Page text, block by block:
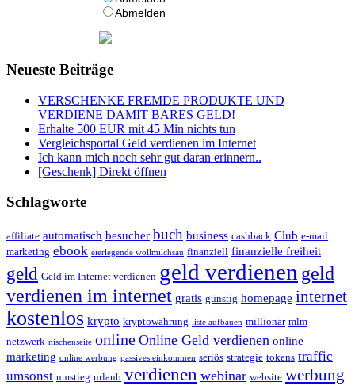
Abmelden
Neueste Beiträge
VERSCHENKE FREMDE PRODUKTE UND
VERDIENE DAMIT BARES GELD!
Erhalte 500 EUR mit 45 Min nichts tun
Vergleichsportal Geld verdienen im Internet
Ich kann mich noch sehr gut daran erinnern..
[Geschenk] Direkt öffnen
Schlagworte
affiliate automatisch besucher buch business cashback Club e-mail
marketing ebook eierlegende wollmilchsau finanziell finanzielle freiheit
geld Geld im Internet verdienen geld verdienen geld
verdienen im internet gratis günstig homepage internet
kostenlos krypto kryptowährung liste aufbauen millionär mlm
netzwerk nischenseite online Online Geld verdienen online
marketing online werbung passives einkommen seriös strategie tokens traffic
umsonst umstieg urlaub verdienen webinar website werbung